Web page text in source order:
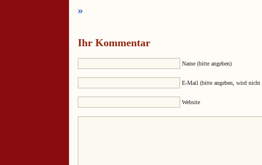
»
Ihr Kommentar
Name (bitte angeben)
E-Mail (bitte angeben, wird nicht
Website